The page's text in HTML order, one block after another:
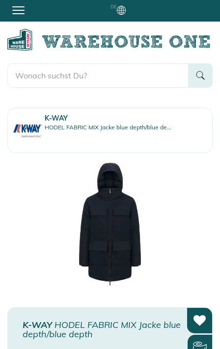
DE
K-WAY
HODEL FABRIC MIX Jacke blue depth/blue depth
K-WAYHODEL FABRIC MIX Jacke blue
depth/blue depth